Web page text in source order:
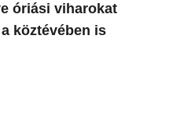
óriási viharokat
köztévében is